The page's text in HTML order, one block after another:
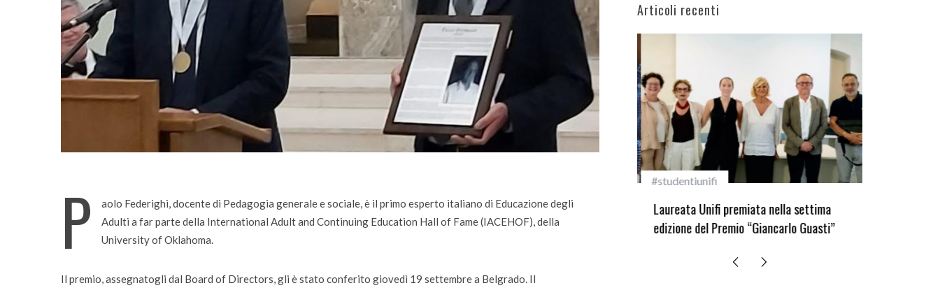
P
aolo Federighi, docente di Pedagogia generale e sociale, è il primo esperto italiano di Educazione degli
Adulti a far parte della International Adult and Continuing Education Hall of Fame (IACEHOF), della
University of Oklahoma.
Il premio, assegnatogli dal Board of Directors, gli è stato conferito giovedì 19 settembre a Belgrado. Il
Articoli recenti
Quando la robotica ascolta la voce dei
bambini
Didattica del futuro tra presenza e online:
da settembre dodici corsi “blended”
#studentiunifi
Laureata Unifi premiata nella settima
edizione del Premio “Giancarlo Guasti”